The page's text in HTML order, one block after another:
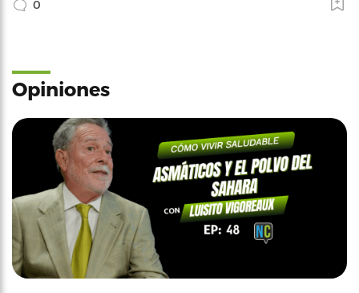
0
Opiniones